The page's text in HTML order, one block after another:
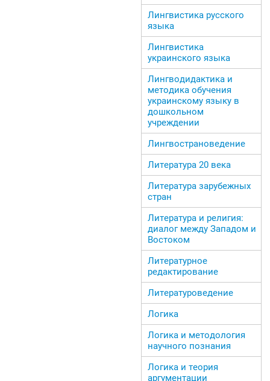
Лингвистика русского
языка
Лингвистика
украинского языка
Лингводидактика и
методика обучения
украинскому языку в
дошкольном
учреждении
Лингвострановедение
Литература 20 века
Литература зарубежных
стран
Литература и религия:
диалог между Западом и
Востоком
Литературное
редактирование
Литературоведение
Логика
Логика и методология
научного познания
Логика и теория
аргументации